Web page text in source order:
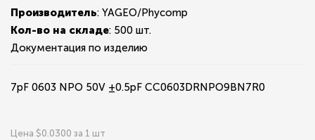
Производитель: YAGEO/Phycomp
Кол-во на складе: 500 шт.
Документация по изделию
7pF 0603 NPO 50V ±0.5pF CC0603DRNPO9BN7R0
Цена $0.0300 за 1 шт